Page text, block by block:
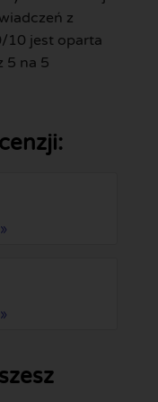
z
10 jest oparta
5 na 5